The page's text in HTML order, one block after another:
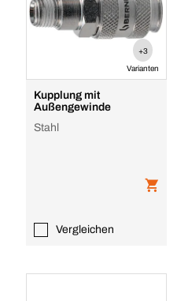
+3
Varianten
Kupplung mit
Außengewinde
Stahl
Vergleichen